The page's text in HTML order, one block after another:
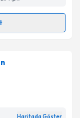
talebi
almanız için bir
Haritada Göster